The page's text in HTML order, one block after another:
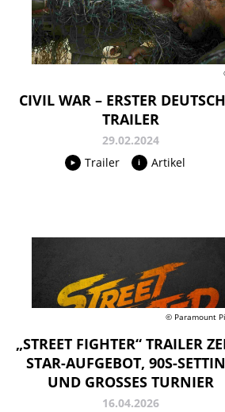
CIVIL WAR – ERSTER
TRAILER
29.02.2024
Trailer
Artikel
© Paramount
„STREET FIGHTER“ TRAILER
STAR-AUFGEBOT, 90S-
UND GROSSES TURNIER
16.04.2026